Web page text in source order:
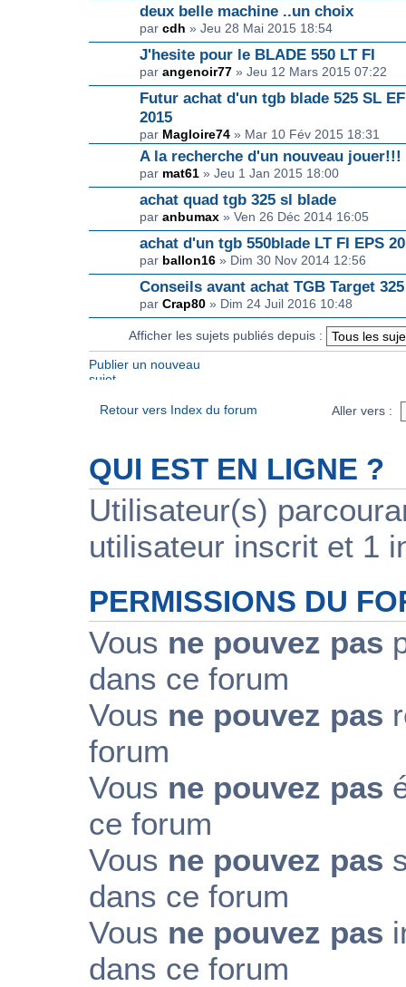
deux belle machine ..un choix
par cdh » Jeu 28 Mai 2015 18:54
J'hesite pour le BLADE 550 LT FI
par angenoir77 » Jeu 12 Mars 2015 07:22
Futur achat d'un tgb blade 525 SL
2015
par Magloire74 » Mar 10 Fév 2015 18:31
A la recherche d'un nouveau jouer!!!
par mat61 » Jeu 1 Jan 2015 18:00
achat quad tgb 325 sl blade
par anbumax » Ven 26 Déc 2014 16:05
achat d'un tgb 550blade LT FI EPS
par ballon16 » Dim 30 Nov 2014 12:56
Conseils avant achat TGB Target 325
par Crap80 » Dim 24 Juil 2016 10:48
Afficher les sujets publiés depuis :
Publier un nouveau
sujet
Retour vers Index du forum Aller vers :
QUI EST EN LIGNE ?
Utilisateur(s)
utilisateur inscrit et 1
PERMISSIONS DU
Vous ne pouvez pas
dans ce forum
Vous ne pouvez pas
forum
Vous ne pouvez pas
ce forum
Vous ne pouvez pas
dans ce forum
Vous ne pouvez pas
dans ce forum